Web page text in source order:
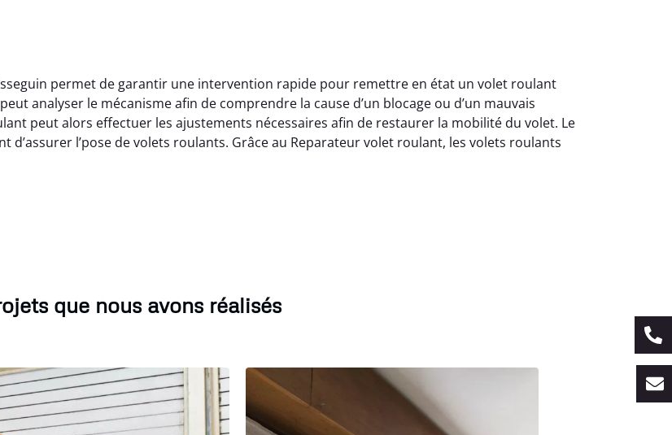
permet de garantir une intervention rapide pour remettre en état un volet roulant
analyser le mécanisme afin de comprendre la cause d’un blocage ou d’un mauvais
peut alors effectuer les ajustements nécessaires afin de restaurer la mobilité du volet. Le
l’pose de volets roulants. Grâce au Reparateur volet roulant, les volets roulants
que nous avons réalisés